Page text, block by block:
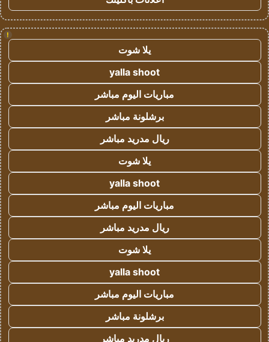
!
يلا شوت
yalla shoot
مباريات اليوم مباشر
برشلونة مباشر
ريال مدريد مباشر
يلا شوت
yalla shoot
مباريات اليوم مباشر
ريال مدريد مباشر
يلا شوت
yalla shoot
مباريات اليوم مباشر
برشلونة مباشر
ريال مدريد مباشر